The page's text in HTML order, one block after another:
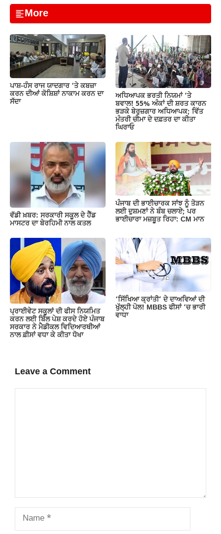
c
e
b
o
o
k
at
s
A
p
p
aile
gr
a
m
p
y
Li
n
k
ar
e
More
ਪਾਸ਼-ਹੰਸ ਰਾਜ ਯਾਦਗਾਰ ‘ਤੇ ਕਬਜ਼ਾ
ਕਰਨ ਦੀਆਂ ਕੋਸ਼ਿਸ਼ਾਂ ਨਾਕਾਮ ਕਰਨ ਦਾ
ਸੱਦਾ
ਅਧਿਆਪਕ ਭਰਤੀ ਨਿਯਮਾਂ ‘ਤੇ
ਬਵਾਲ! 55% ਅੰਕਾਂ ਦੀ ਸ਼ਰਤ ਕਾਰਨ
ਭੜਕੇ ਬੇਰੁਜ਼ਗਾਰ ਅਧਿਆਪਕ; ਵਿੱਤ
ਮੰਤਰੀ ਚੀਮਾ ਦੇ ਦਫ਼ਤਰ ਦਾ ਕੀਤਾ
ਘਿਰਾਓ
ਵੱਡੀ ਖ਼ਬਰ: ਸਰਕਾਰੀ ਸਕੂਲ ਦੇ ਹੈੱਡ
ਮਾਸਟਰ ਦਾ ਬੇਰਹਿਮੀ ਨਾਲ ਕਤਲ
ਪੰਜਾਬ ਦੀ ਭਾਈਚਾਰਕ ਸਾਂਝ ਨੂੰ ਤੋੜਨ
ਲਈ ਦੁਸ਼ਮਣਾਂ ਨੇ ਬੰਬ ਚਲਾਏ; ਪਰ
ਭਾਈਚਾਰਾ ਮਜ਼ਬੂਤ ਰਿਹਾ: CM ਮਾਨ
ਪ੍ਰਾਈਵੇਟ ਸਕੂਲਾਂ ਦੀ ਫੀਸ ਨਿਯਮਿਤ
ਕਰਨ ਲਈ ਬਿੱਲ ਪੇਸ਼ ਕਰਦੇ ਹੋਏ ਪੰਜਾਬ
ਸਰਕਾਰ ਨੇ ਮੈਡੀਕਲ ਵਿਦਿਆਰਥੀਆਂ
ਨਾਲ ਫ਼ੀਸਾਂ ਵਧਾ ਕੇ ਕੀਤਾ ਧੋਖਾ
‘ਸਿੱਖਿਆ ਕ੍ਰਾਂਤੀ’ ਦੇ ਦਾਅਵਿਆਂ ਦੀ
ਖੁੱਲ੍ਹੀ ਪੋਲ! MBBS ਫੀਸਾਂ ‘ਚ ਭਾਰੀ
ਵਾਧਾ
Leave a Comment
Name